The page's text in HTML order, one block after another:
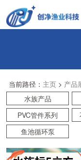
当前路径： 主页> 产品
水族产品
PVC管件系列
鱼池循环泵